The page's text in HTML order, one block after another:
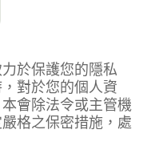
於保護您的隱私
對於您的個人資
會除法令或主管機
格之保密措施，處